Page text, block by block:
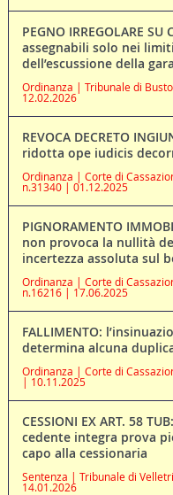
PEGNO IRREGOLARE
assegnabili solo nei
dell’escussione della
Ordinanza | Tribunale di
12.02.2026
REVOCA DECRETO
ridotta ope iudicis
Ordinanza | Corte di
n.31340 | 01.12.2025
PIGNORAMENTO
non provoca la nullità
incertezza assoluta sul
Ordinanza | Corte di
n.16216 | 17.06.2025
FALLIMENTO:
determina alcuna
Ordinanza | Corte di
| 10.11.2025
CESSIONI EX ART. 58
cedente integra prova
capo alla cessionaria
Sentenza | Tribunale di
14.01.2026